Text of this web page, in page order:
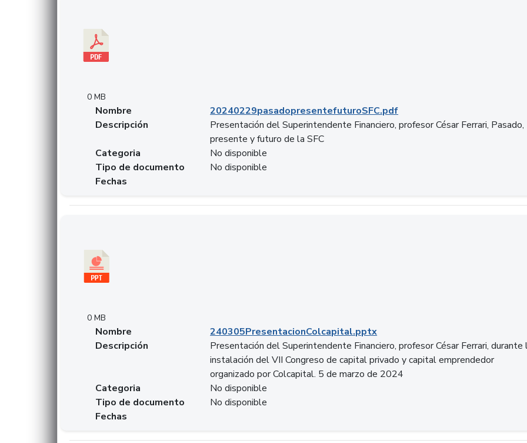
0 MB
Nombre
20240229pasadopresentefuturoSFC.pdf
Descripción
Presentación del Superintendente Financiero, profesor César Ferrari, Pasado,
presente y futuro de la SFC
Categoria
No disponible
Tipo de documento
No disponible
Fechas
0 MB
Nombre
240305PresentacionColcapital.pptx
Descripción
Presentación del Superintendente Financiero, profesor César Ferrari, durante
instalación del VII Congreso de capital privado y capital emprendedor
organizado por Colcapital. 5 de marzo de 2024
Categoria
No disponible
Tipo de documento
No disponible
Fechas